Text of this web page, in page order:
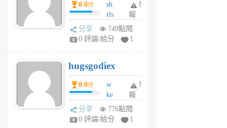
月
前
0.0分
sh
rls
k
m
6
個
月
前
舉
報
分享
749點閱
0 評論/給分
1
hugsgodiex
0.0分
w
ke
rv
pj
舉
報
分享
776點閱
0 評論/給分
1